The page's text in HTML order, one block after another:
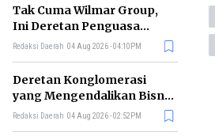
Tak Cuma Wilmar Group,
Ini Deretan Penguasa
Bisnis Beras di Indonesia
Redaksi Daerah 04 Aug 2026 - 04:10PM
Deretan Konglomerasi
yang Mengendalikan Bisnis
Media Nasional, Siapa Saja?
Redaksi Daerah 04 Aug 2026 - 02:52PM